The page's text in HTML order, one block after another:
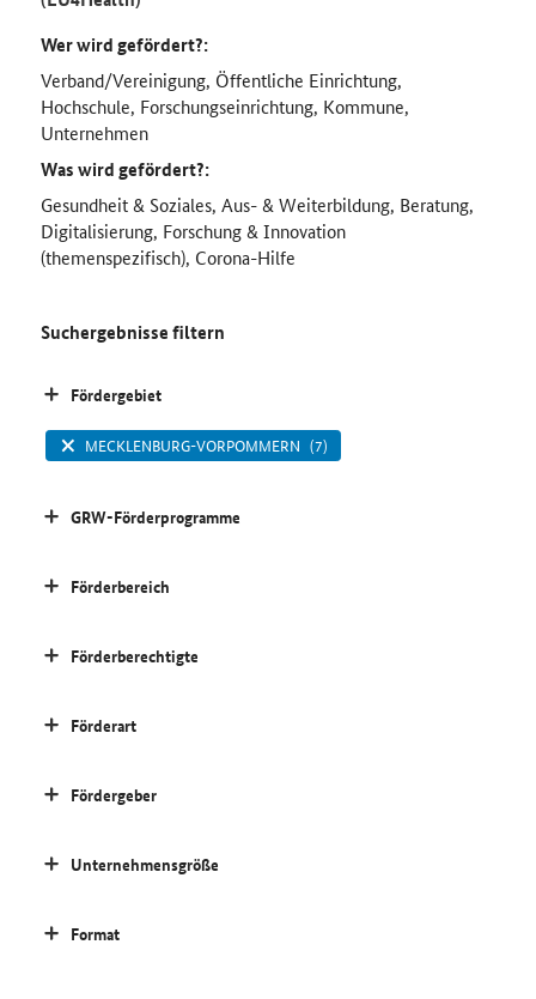
Wer wird gefördert?:
Verband/Vereinigung, Öffentliche Einrichtung,
Hochschule, Forschungseinrichtung, Kommune,
Unternehmen
Was wird gefördert?:
Gesundheit & Soziales, Aus- & Weiterbildung, Beratung,
Digitalisierung, Forschung & Innovation
(themenspezifisch), Corona-Hilfe
Suchergebnisse filtern
Fördergebiet
MECKLENBURG-VORPOMMERN (7)
GRW-Förderprogramme
Förderbereich
Förderberechtigte
Förderart
Fördergeber
Unternehmensgröße
Format